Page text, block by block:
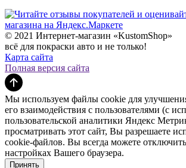
© 2021 Интернет-магазин «KustomShop»
всё для покраски авто и не только!
Карта сайта
Полная версия сайта
Мы используем файлы cookie для
его взаимодействия с пользователями (с
пользовательской аналитики Яндекс
просматривать этот сайт, Вы разрешаете
cookie-файлов. Вы всегда можете
настройках Вашего браузера.
Принять